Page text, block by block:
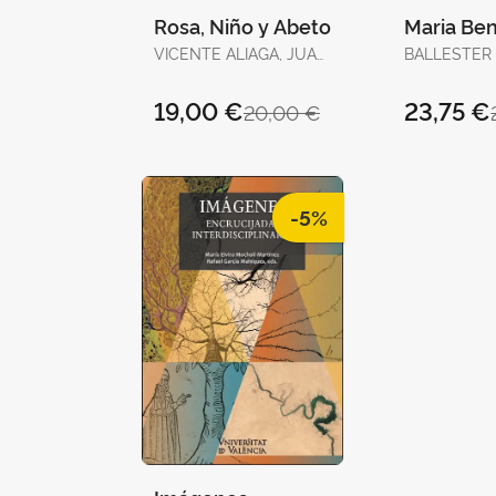
Rosa, Niño y Abeto
VICENTE ALIAGA, JUAN
EMILIO
20,00 €
19,00 €
Maria
BALLESTER
23,75 €
-5%